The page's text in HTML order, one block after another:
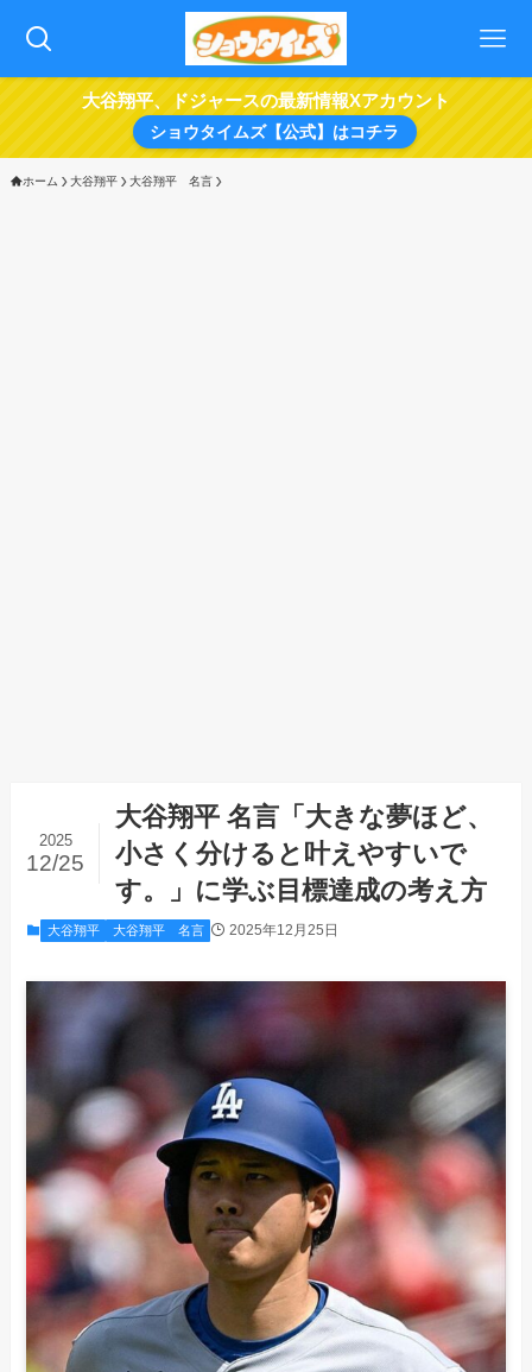
大谷翔平、ドジャースの最新情報Xアカウント
ショウタイムズ【公式】はコチラ
ホーム 大谷翔平 大谷翔平 名言
大谷翔平 名言「大きな夢ほど、
小さく分けると叶えやすいで
す。」に学ぶ目標達成の考え方
2025
12/25
大谷翔平 大谷翔平 名言 2025年12月25日